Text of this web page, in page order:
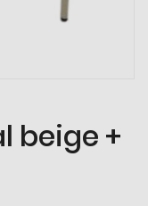
beige +